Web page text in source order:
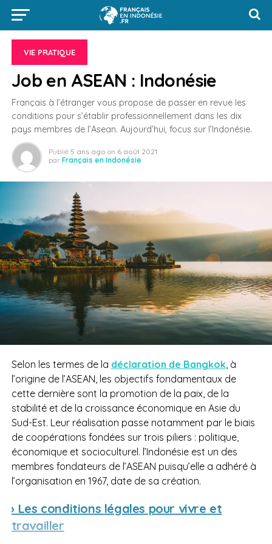
VIE PRATIQUE
Job en ASEAN : Indonésie
Français à l’étranger vous propose de passer en revue les
conditions pour s’établir professionnellement dans les dix
pays membres de l’Asean. Aujourd’hui, focus sur l’Indonésie.
Publié 5 ans ago on 6 août 2021
par Français en Indonésie
Selon les termes de la déclaration de Bangkok, à
l’origine de l’ASEAN, les objectifs fondamentaux de
cette dernière sont la promotion de la paix, de la
stabilité et de la croissance économique en Asie du
Sud-Est. Leur réalisation passe notamment par le biais
de coopérations fondées sur trois piliers : politique,
économique et socioculturel. l’Indonésie est un des
membres fondateurs de l’ASEAN puisqu’elle a adhéré à
l’organisation en 1967, date de sa création.
› Les conditions légales pour vivre et
travailler